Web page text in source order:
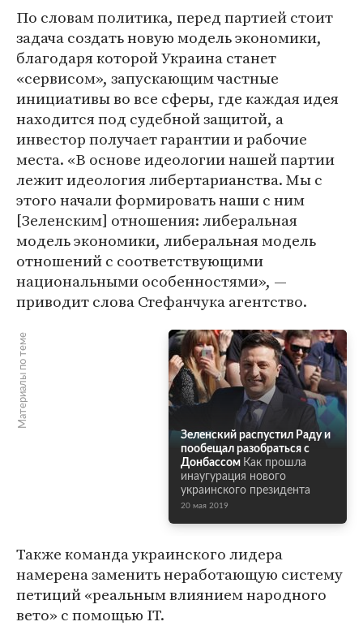
По словам политика, перед партией стоит
задача создать новую модель экономики,
благодаря которой Украина станет
«сервисом», запускающим частные
инициативы во все сферы, где каждая идея
находится под судебной защитой, а
инвестор получает гарантии и рабочие
места. «В основе идеологии нашей партии
лежит идеология либертарианства. Мы с
этого начали формировать наши с ним
[Зеленским] отношения: либеральная
модель экономики, либеральная модель
отношений с соответствующими
национальными особенностями», —
приводит слова Стефанчука агентство.
Материалы по теме
Зеленский распустил Раду и
пообещал разобраться с
Донбассом Как прошла
инаугурация нового
украинского президента
20 мая 2019
Также команда украинского лидера
намерена заменить неработающую систему
петиций «реальным влиянием народного
вето» с помощью IT.